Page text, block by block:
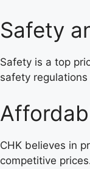
Safety
Safety is a top
safety
CHK believes in
competitive